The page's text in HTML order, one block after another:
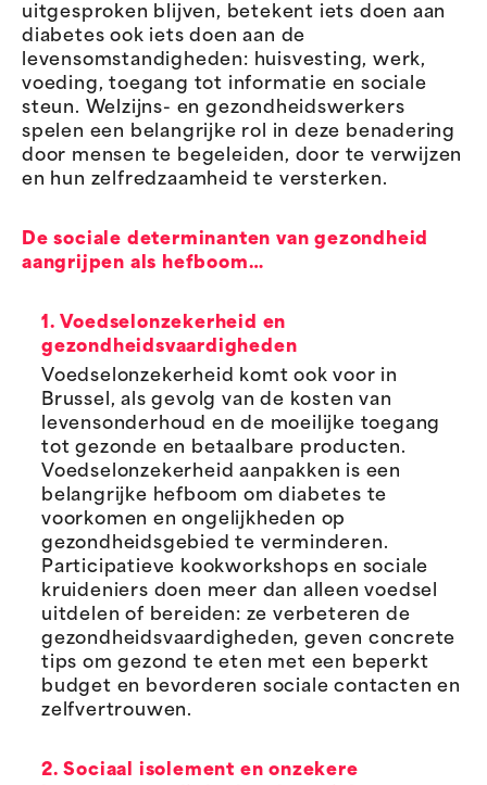
uitgesproken blijven, betekent iets doen aan
diabetes ook iets doen aan de
levensomstandigheden: huisvesting, werk,
voeding, toegang tot informatie en sociale
steun. Welzijns- en gezondheidswerkers
spelen een belangrijke rol in deze benadering
door mensen te begeleiden, door te verwijzen
en hun zelfredzaamheid te versterken.
De sociale determinanten van gezondheid
aangrijpen als hefboom…
1. Voedselonzekerheid en
gezondheidsvaardigheden
Voedselonzekerheid komt ook voor in
Brussel, als gevolg van de kosten van
levensonderhoud en de moeilijke toegang
tot gezonde en betaalbare producten.
Voedselonzekerheid aanpakken is een
belangrijke hefboom om diabetes te
voorkomen en ongelijkheden op
gezondheidsgebied te verminderen.
Participatieve kookworkshops en sociale
kruideniers doen meer dan alleen voedsel
uitdelen of bereiden: ze verbeteren de
gezondheidsvaardigheden, geven concrete
tips om gezond te eten met een beperkt
budget en bevorderen sociale contacten en
zelfvertrouwen.
2. Sociaal isolement en onzekere